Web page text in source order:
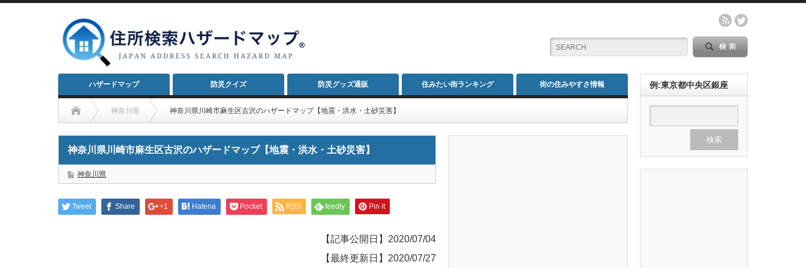
ハザードマップ 防災クイズ 防災グッズ通販 住みたい街ランキング 街の住みやすさ情報
神奈川県 神奈川県川崎市麻生区古沢のハザードマップ【地震・洪水・土砂災害】
神奈川県川崎市麻生区古沢のハザードマップ【地震・洪水・土砂災害】
神奈川県
Tweet Share +1 Hatena Pocket RSS feedly Pin it
【記事公開日】2020/07/04
【最終更新日】2020/07/27
例:東京都中央区銀座